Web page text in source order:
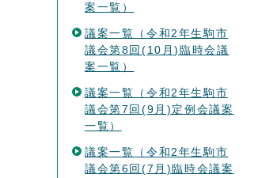
案一覧）
議案一覧（令和2年生駒市
議会第8回(10月)臨時会議
案一覧）
議案一覧（令和2年生駒市
議会第7回(9月)定例会議案
一覧）
議案一覧（令和2年生駒市
議会第6回(7月)臨時会議案